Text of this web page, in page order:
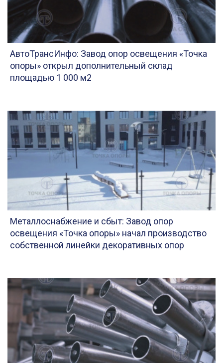
АвтоТрансИнфо: Завод опор освещения «Точка
опоры» открыл дополнительный склад
площадью 1 000 м2
Металлоснабжение и сбыт: Завод опор
освещения «Точка опоры» начал производство
собственной линейки декоративных опор